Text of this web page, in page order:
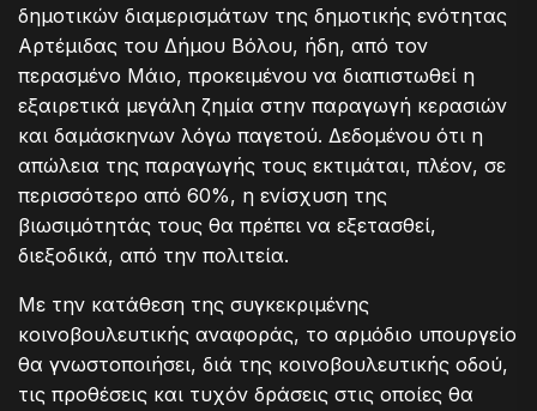
δημοτικών διαμερισμάτων της δημοτικής ενότητας
Αρτέμιδας του Δήμου Βόλου, ήδη, από τον
περασμένο Μάιο, προκειμένου να διαπιστωθεί η
εξαιρετικά μεγάλη ζημία στην παραγωγή κερασιών
και δαμάσκηνων λόγω παγετού. Δεδομένου ότι η
απώλεια της παραγωγής τους εκτιμάται, πλέον, σε
περισσότερο από 60%, η ενίσχυση της
βιωσιμότητάς τους θα πρέπει να εξετασθεί,
διεξοδικά, από την πολιτεία.
Με την κατάθεση της συγκεκριμένης
κοινοβουλευτικής αναφοράς, το αρμόδιο υπουργείο
θα γνωστοποιήσει, διά της κοινοβουλευτικής οδού,
τις προθέσεις και τυχόν δράσεις στις οποίες θα